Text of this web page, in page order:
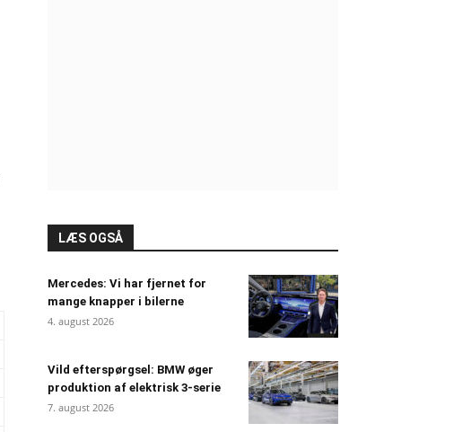
LÆS OGSÅ
Mercedes: Vi har fjernet for
mange knapper i bilerne
4. august 2026
Vild efterspørgsel: BMW øger
produktion af elektrisk 3-serie
7. august 2026